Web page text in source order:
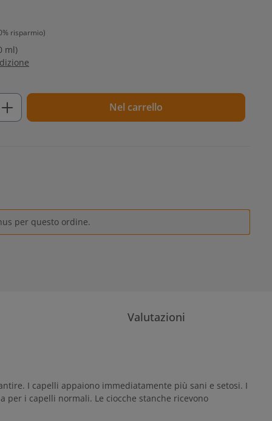
risparmio)
ml)
inserisci la quantità desiderata o
Nel carrello
per questo ordine.
Valutazioni
I capelli appaiono immediatamente più sani e setosi. I
per i capelli normali. Le ciocche stanche ricevono